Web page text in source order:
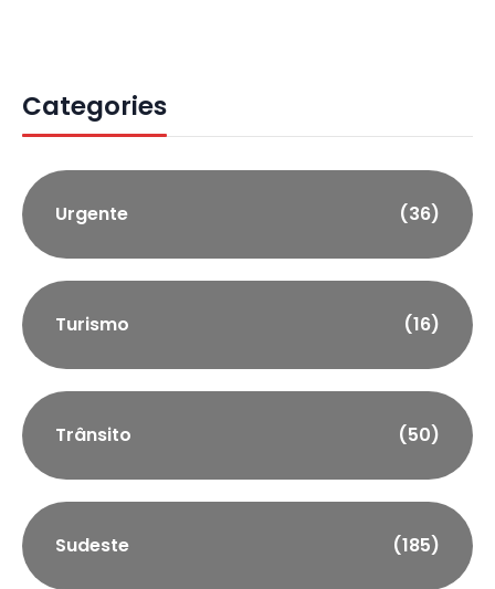
Categories
Urgente (36)
Turismo (16)
Trânsito (50)
Sudeste (185)